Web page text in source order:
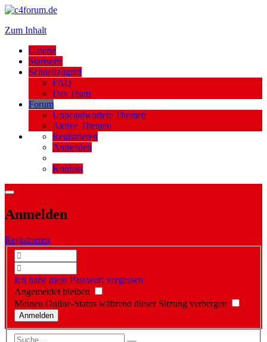
Zum Inhalt
Galerie
Startseite
Schnellzugriff
FAQ
Das Team
Forum
Unbeantwortete Themen
Aktive Themen
Registrieren
Anmelden
Kontakt
Anmelden
Registrieren
Ich habe mein Passwort vergessen
Angemeldet bleiben
Meinen Online-Status während dieser Sitzung verbergen